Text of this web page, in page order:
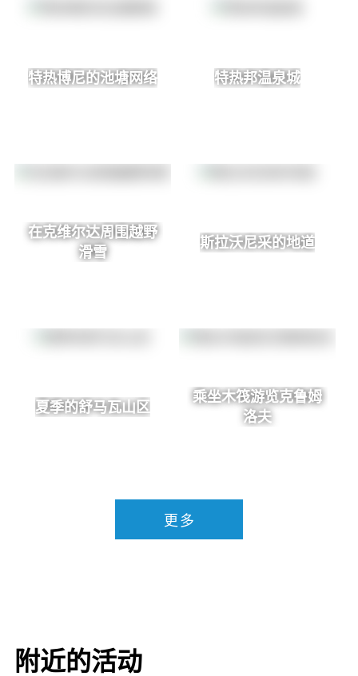
特热博尼的池塘网络 特热邦温泉城
在克维尔达周围越野
滑雪
斯拉沃尼采的地道
夏季的舒马瓦山区
乘坐木筏游览克鲁姆
洛夫
更多
附近的活动